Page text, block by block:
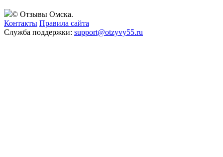
© Отзывы Омска.
Контакты Правила сайта
Служба поддержки: support@otzyvy55.ru